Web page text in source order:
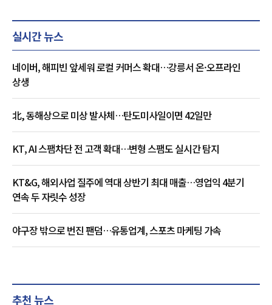
실시간 뉴스
네이버, 해피빈 앞세워 로컬 커머스 확대…강릉서 온·오프라인
상생
北, 동해상으로 미상 발사체…탄도미사일이면 42일만
KT, AI 스팸차단 전 고객 확대…변형 스팸도 실시간 탐지
KT&G, 해외사업 질주에 역대 상반기 최대 매출…영업익 4분기
연속 두 자릿수 성장
야구장 밖으로 번진 팬덤…유통업계, 스포츠 마케팅 가속
추천 뉴스